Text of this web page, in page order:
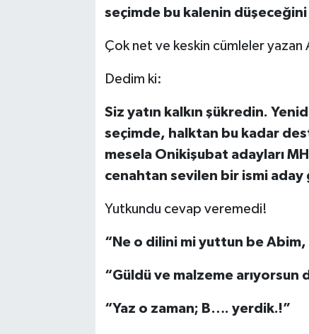
seçimde bu kalenin
Çok net ve keskin cümleler yazan
Dedim ki:
Siz yatın kalkın şükredin.
seçimde, halktan bu kadar
mesela Onikişubat adayları
cenahtan sevilen bir ismi
Yutkundu cevap veremedi!
“Ne o dilini mi yuttun be
“Güldü ve malzeme arıyorsun
“Yaz o zaman; B…. yerdik.!”